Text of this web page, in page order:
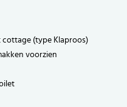
cottage (type Klaproos)
voorzien